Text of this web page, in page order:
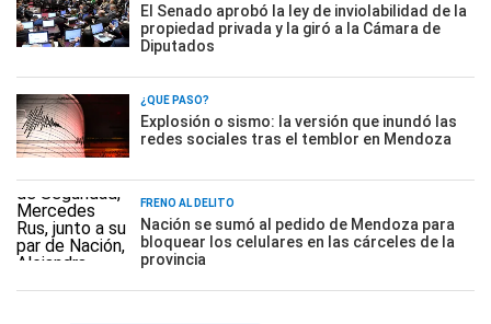
El Senado aprobó la ley de inviolabilidad de la
propiedad privada y la giró a la Cámara de
Diputados
¿QUÉ PASÓ?
Explosión o sismo: la versión que inundó las
redes sociales tras el temblor en Mendoza
FRENO AL DELITO
Nación se sumó al pedido de Mendoza para
bloquear los celulares en las cárceles de la
provincia